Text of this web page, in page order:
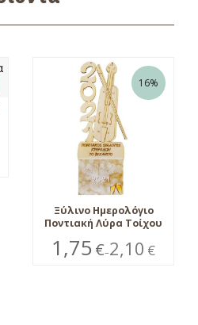
16%
Ξύλινο Ημερολόγιο
Ποντιακή Λύρα Τοίχου
1,75 €–2,10 €